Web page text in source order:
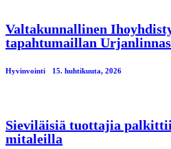
Valtakunnallinen
tapahtumaillan
Hyvinvointi 15. huhtikuuta, 2026
Sieviläisiä tuottajia
mitaleilla